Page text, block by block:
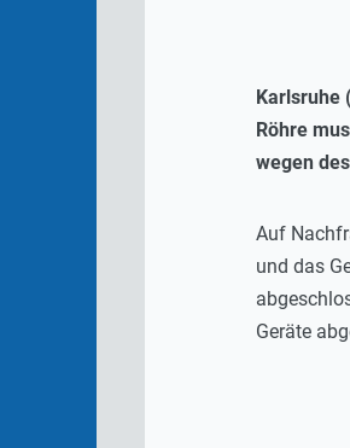
Karlsruhe
Röhre
wegen
Auf
und das
Geräte